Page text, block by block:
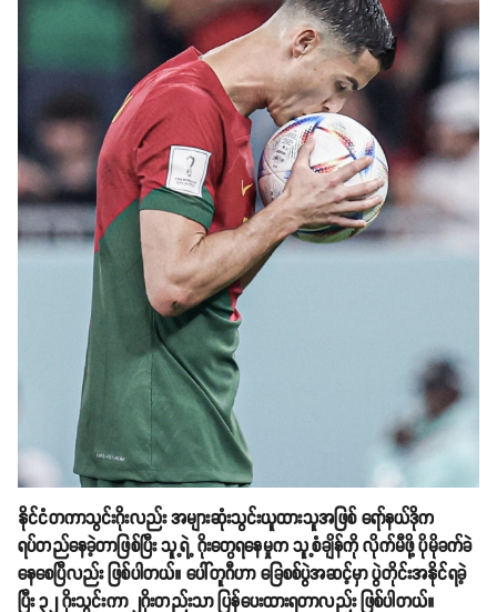
နိုင်ငံတကာသွင်းဂိုးလည်း အများဆုံးသွင်းယူထားသူအဖြစ် ရော်နယ်ဒိုက
ရပ်တည်နေခဲ့တာဖြစ်ပြီး သူ့ရဲ့ ဂိုးတွေရနေမှုက သူ့စံချိန်ကို လိုက်မီဖို့ ပိုမိုခက်ခဲ
နေစေပြီလည်း ဖြစ်ပါတယ်။ ပေါ်တူဂီဟာ ခြေစစ်ပွဲအဆင့်မှာ ပွဲတိုင်းအနိုင်ရခဲ့
ပြီး ၃၂ ဂိုးသွင်းကာ ၂ဂိုးတည်းသာ ပြန်ပေးထားရတာလည်း ဖြစ်ပါတယ်။